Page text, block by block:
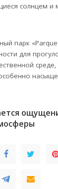
солнцем и
парк «Parque
для